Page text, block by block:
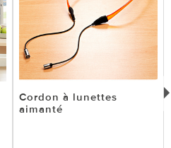
Cordon à lunettes
aimanté